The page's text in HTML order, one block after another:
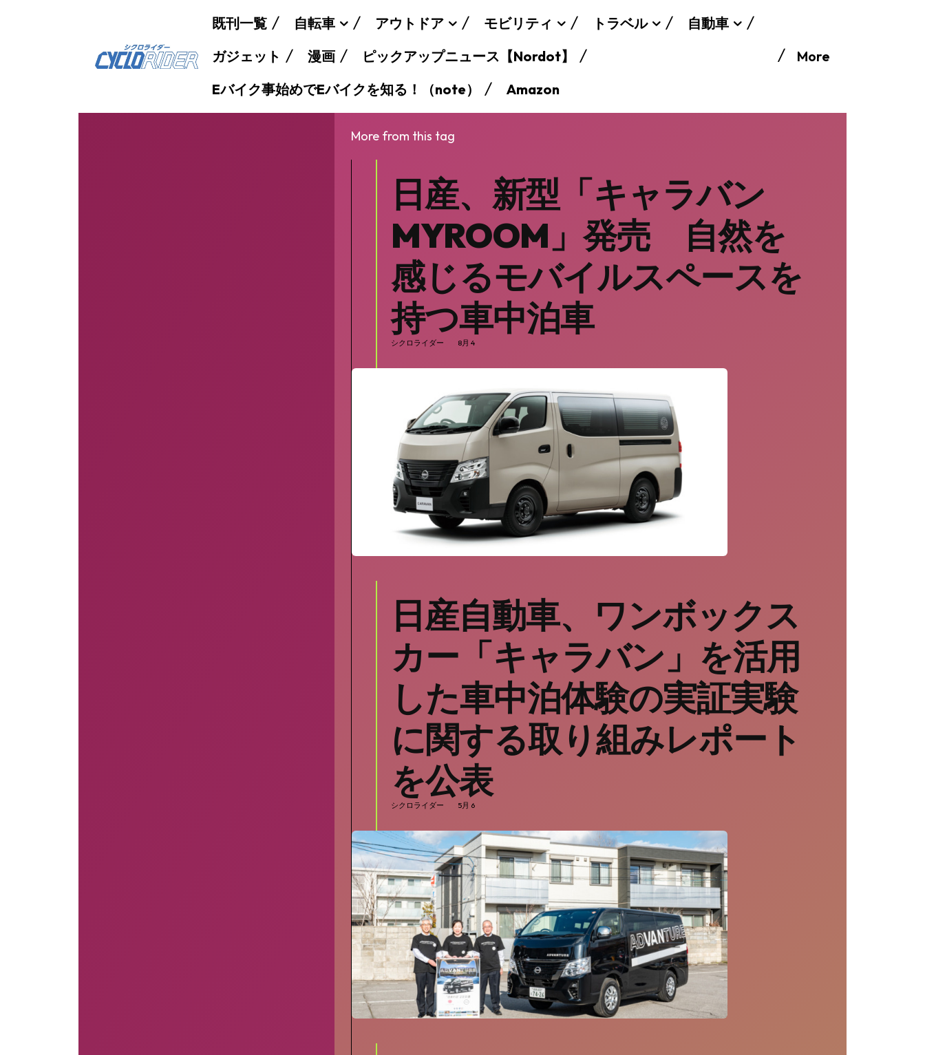
SEARCH...
既刊一覧 自転車 アウトドア モビリティ トラベル
自動車
ガジェット
漫画
ピックアップニュース【Nordot】
Eバイク事始めでEバイクを知る！（note）
Amazon
More
More from this tag
日産、新型「キャラバン
MYROOM」発売 自然を
感じるモバイルスペースを
持つ車中泊車
シクロライダー 8月 4
日産自動車、ワンボックス
カー「キャラバン」を活用
した車中泊体験の実証実験
に関する取り組みレポート
を公表
シクロライダー 5月 6